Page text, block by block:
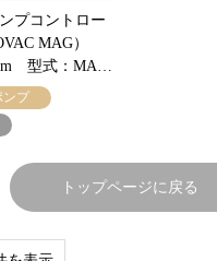
プコントロー
MAG）
型式：MA…
ンプ
トップページに戻る